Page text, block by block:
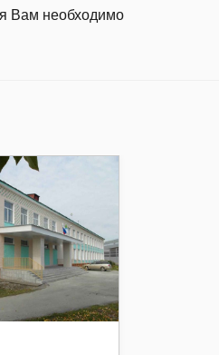
Вам необходимо